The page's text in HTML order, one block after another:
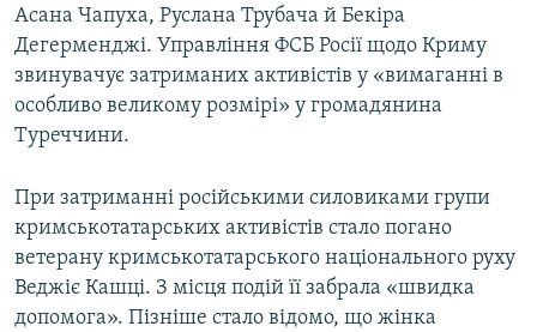
Асана Чапуха, Руслана Трубача й Бекіра
Дегерменджі. Управління ФСБ Росії щодо Криму
звинувачує затриманих активістів у «вимаганні в
особливо великому розмірі» у громадянина
Туреччини.
При затриманні російськими силовиками групи
кримськотатарських активістів стало погано
ветерану кримськотатарського національного руху
Веджіє Кашці. З місця подій її забрала «швидка
допомога». Пізніше стало відомо, що жінка